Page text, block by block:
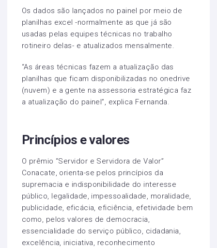
Os dados são lançados no painel por meio de
planilhas excel -normalmente as que já são
usadas pelas equipes técnicas no trabalho
rotineiro delas- e atualizados mensalmente.
“As áreas técnicas fazem a atualização das
planilhas que ficam disponibilizadas no onedrive
(nuvem) e a gente na assessoria estratégica faz
a atualização do painel”, explica Fernanda.
Princípios e valores
O prêmio “Servidor e Servidora de Valor”
Conacate, orienta-se pelos princípios da
supremacia e indisponibilidade do interesse
público, legalidade, impessoalidade, moralidade,
publicidade, eficácia, eficiência, efetividade bem
como, pelos valores de democracia,
essencialidade do serviço público, cidadania,
excelência, iniciativa, reconhecimento